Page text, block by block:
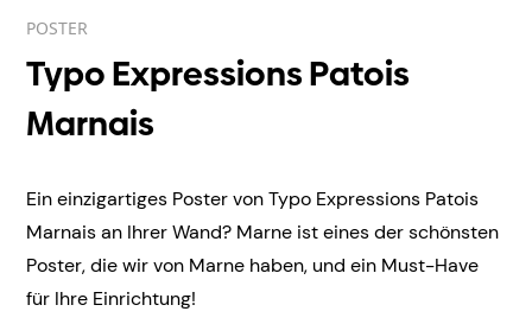
POSTER
Typo Expressions Patois
Marnais
Ein einzigartiges Poster von Typo Expressions Patois
Marnais an Ihrer Wand? Marne ist eines der schönsten
Poster, die wir von Marne haben, und ein Must-Have
für Ihre Einrichtung!